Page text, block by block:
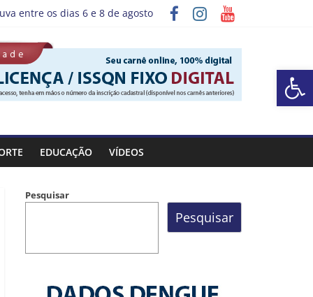
Barra de Ferramentas Aberta
entre os dias 6 e 8 de agosto
“Sábado Saúde”
EDUCAÇÃO VÍDEOS
Pesquisar
Pesquisar